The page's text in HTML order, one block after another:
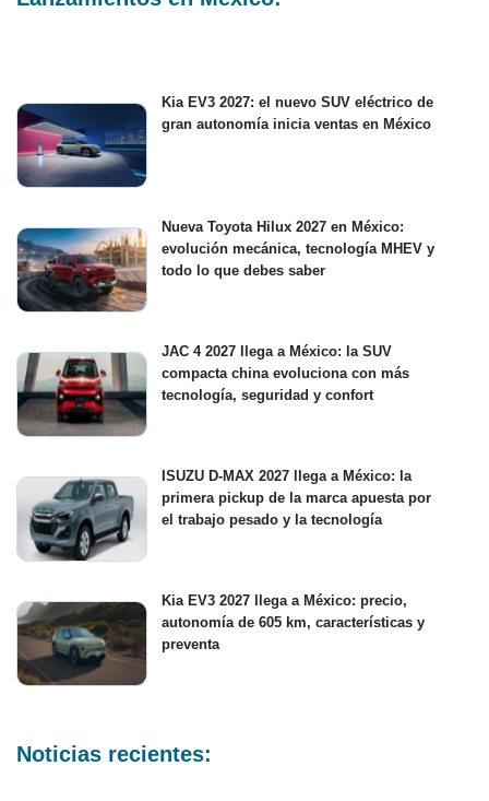
Kia EV3 2027: el nuevo SUV eléctrico de
gran autonomía inicia ventas en México
Nueva Toyota Hilux 2027 en México:
evolución mecánica, tecnología MHEV y
todo lo que debes saber
JAC 4 2027 llega a México: la SUV
compacta china evoluciona con más
tecnología, seguridad y confort
ISUZU D-MAX 2027 llega a México: la
primera pickup de la marca apuesta por
el trabajo pesado y la tecnología
Kia EV3 2027 llega a México: precio,
autonomía de 605 km, características y
preventa
Noticias recientes: